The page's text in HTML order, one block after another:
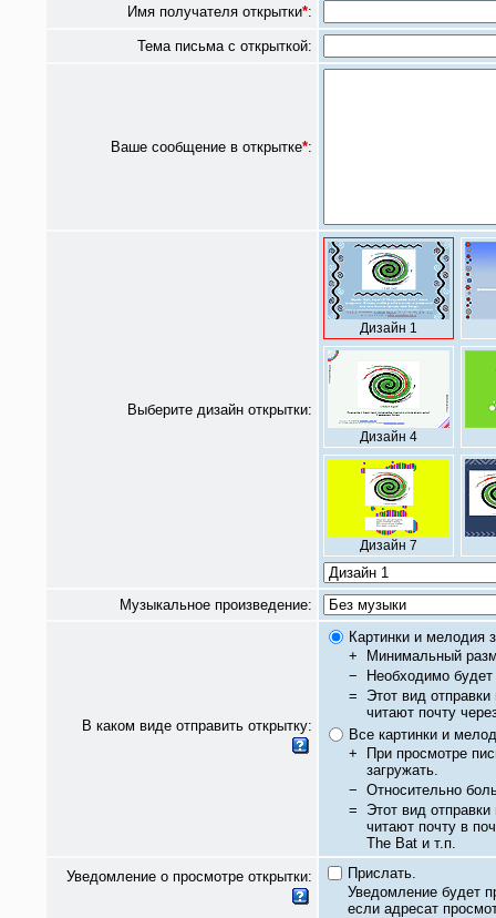
Имя получателя открытки*:
Тема письма с открыткой:
Ваше сообщение в открытке*:
Выберите дизайн открытки:
Дизайн 1
Дизайн 4
Дизайн 7
Музыкальное произведение:
В каком виде отправить открытку:
Картинки и мелодия
+
Минимальный
−
Необходимо будет
= Этот вид
читают почту
Все картинки и
+
При просмотре
загружать.
− Относительно
= Этот вид
читают почту в
The Bat и т.п.
Уведомление о просмотре открытки:
Прислать.
Уведомление будет
если адресат